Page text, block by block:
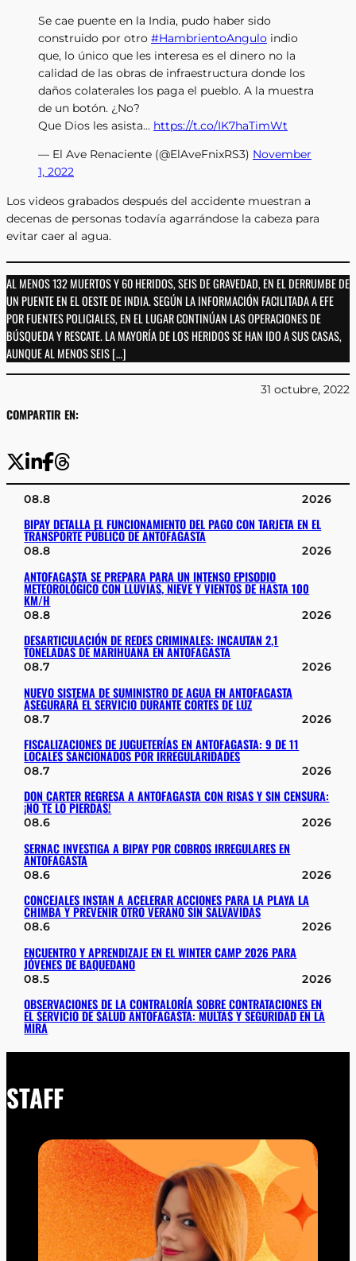
Se cae puente en la India, pudo haber sido
construido por otro #HambrientoAngulo indio
que, lo único que les interesa es el dinero no la
calidad de las obras de infraestructura donde los
daños colaterales los paga el pueblo. A la muestra
de un botón. ¿No?
Que Dios les asista… https://t.co/IK7haTimWt
— El Ave Renaciente (@ElAveFnixRS3) November
1, 2022
Los videos grabados después del accidente muestran a
decenas de personas todavía agarrándose la cabeza para
evitar caer al agua.
AL MENOS 132 MUERTOS Y 60 HERIDOS, SEIS DE GRAVEDAD, EN EL DERRUMBE DE
UN PUENTE EN EL OESTE DE INDIA. SEGÚN LA INFORMACIÓN FACILITADA A EFE
POR FUENTES POLICIALES, EN EL LUGAR CONTINÚAN LAS OPERACIONES DE
BÚSQUEDA Y RESCATE. LA MAYORÍA DE LOS HERIDOS SE HAN IDO A SUS CASAS,
AUNQUE AL MENOS SEIS […]
COMPARTIR EN:
31 octubre, 2022
08.8 2026
BIPAY DETALLA EL FUNCIONAMIENTO DEL PAGO CON TARJETA EN EL
TRANSPORTE PÚBLICO DE ANTOFAGASTA
08.8 2026
ANTOFAGASTA SE PREPARA PARA UN INTENSO EPISODIO
METEOROLÓGICO CON LLUVIAS, NIEVE Y VIENTOS DE HASTA 100
KM/H
08.8 2026
DESARTICULACIÓN DE REDES CRIMINALES: INCAUTAN 2,1
TONELADAS DE MARIHUANA EN ANTOFAGASTA
08.7 2026
NUEVO SISTEMA DE SUMINISTRO DE AGUA EN ANTOFAGASTA
ASEGURARÁ EL SERVICIO DURANTE CORTES DE LUZ
08.7 2026
FISCALIZACIONES DE JUGUETERÍAS EN ANTOFAGASTA: 9 DE 11
LOCALES SANCIONADOS POR IRREGULARIDADES
08.7 2026
DON CARTER REGRESA A ANTOFAGASTA CON RISAS Y SIN CENSURA:
¡NO TE LO PIERDAS!
08.6 2026
SERNAC INVESTIGA A BIPAY POR COBROS IRREGULARES EN
ANTOFAGASTA
08.6 2026
CONCEJALES INSTAN A ACELERAR ACCIONES PARA LA PLAYA LA
CHIMBA Y PREVENIR OTRO VERANO SIN SALVAVIDAS
08.6 2026
ENCUENTRO Y APRENDIZAJE EN EL WINTER CAMP 2026 PARA
JÓVENES DE BAQUEDANO
08.5 2026
OBSERVACIONES DE LA CONTRALORÍA SOBRE CONTRATACIONES EN
EL SERVICIO DE SALUD ANTOFAGASTA: MULTAS Y SEGURIDAD EN LA
MIRA
STAFF